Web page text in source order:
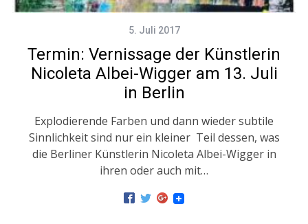
5. Juli 2017
Termin: Vernissage der Künstlerin
Nicoleta Albei-Wigger am 13. Juli
in Berlin
Explodierende Farben und dann wieder subtile
Sinnlichkeit sind nur ein kleiner Teil dessen, was
die Berliner Künstlerin Nicoleta Albei-Wigger in
ihren oder auch mit…